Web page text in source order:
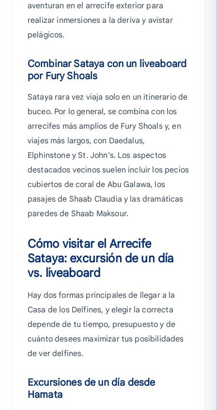
aventuran en el arrecife exterior para
realizar inmersiones a la deriva y avistar
pelágicos.
Combinar Sataya con un liveaboard
por Fury Shoals
Sataya rara vez viaja solo en un itinerario de
buceo. Por lo general, se combina con los
arrecifes más amplios de Fury Shoals y, en
viajes más largos, con Daedalus,
Elphinstone y St. John’s. Los aspectos
destacados vecinos suelen incluir los pecios
cubiertos de coral de Abu Galawa, los
pasajes de Shaab Claudia y las dramáticas
paredes de Shaab Maksour.
Cómo visitar el Arrecife
Sataya: excursión de un día
vs. liveaboard
Hay dos formas principales de llegar a la
Casa de los Delfines, y elegir la correcta
depende de tu tiempo, presupuesto y de
cuánto desees maximizar tus posibilidades
de ver delfines.
Excursiones de un día desde
Hamata